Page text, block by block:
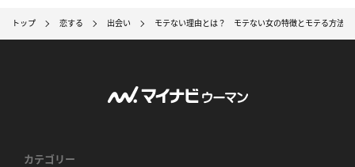
トップ 恋する 出会い モテない理由とは？ モテない女の特徴とモテる方法～
カテゴリー